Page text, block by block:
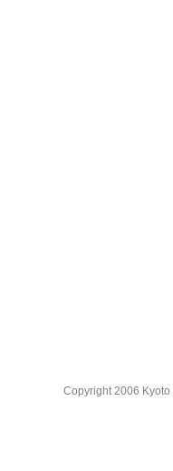
Copyright 2006